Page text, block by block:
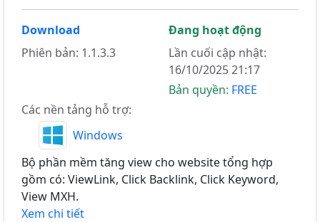
Download
Đang hoạt động
Phiên bản: 1.1.3.3
Lần cuối cập nhật:
16/10/2025 21:17
Bản quyền: FREE
Các nền tảng hỗ trợ:
Windows
Bộ phần mềm tăng view cho website tổng hợp
gồm có: ViewLink, Click Backlink, Click Keyword,
View MXH.
Xem chi tiết